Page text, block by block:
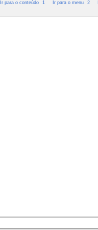
Ir para o conteúdo 1 Ir para o menu 2